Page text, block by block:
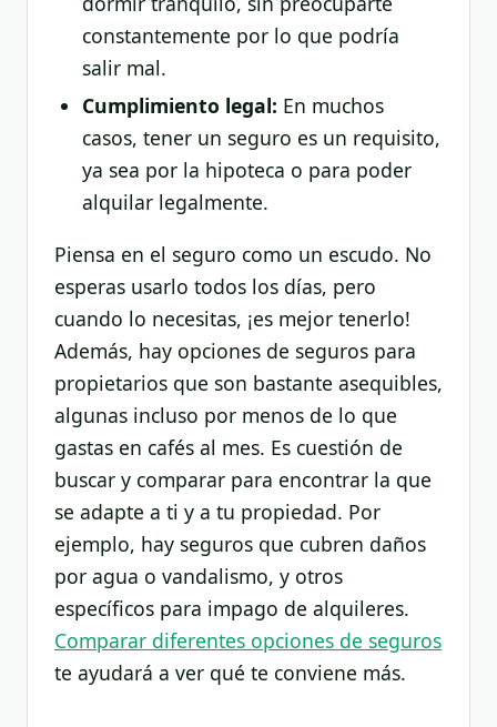
constantemente por lo que podría
salir mal.
Cumplimiento legal: En muchos
casos, tener un seguro es un requisito,
ya sea por la hipoteca o para poder
alquilar legalmente.
Piensa en el seguro como un escudo. No
esperas usarlo todos los días, pero
cuando lo necesitas, ¡es mejor tenerlo!
Además, hay opciones de seguros para
propietarios que son bastante asequibles,
algunas incluso por menos de lo que
gastas en cafés al mes. Es cuestión de
buscar y comparar para encontrar la que
se adapte a ti y a tu propiedad. Por
ejemplo, hay seguros que cubren daños
por agua o vandalismo, y otros
específicos para impago de alquileres.
Comparar diferentes opciones de seguros
te ayudará a ver qué te conviene más.